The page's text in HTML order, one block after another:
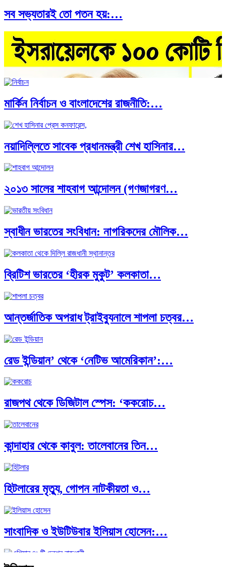
সব সভ্যতারই তো পতন হয়:…
ব্যাংকিং…
অর্থ পাচারের মহাকাব্য: ১০০ ডলারের…
মার্কিন নির্বাচন ও বাংলাদেশের রাজনীতি:…
নয়াদিল্লিতে সাবেক প্রধানমন্ত্রী শেখ হাসিনার…
২০১৩ সালের শাহবাগ আন্দোলন (গণজাগরণ…
স্বাধীন ভারতের সংবিধান: নাগরিকদের মৌলিক…
ব্রিটিশ ভারতের ‘হীরক মুকুট’ কলকাতা…
আন্তর্জাতিক অপরাধ ট্রাইব্যুনালে শাপলা চত্বর…
রেড ইন্ডিয়ান’ থেকে ‘নেটিভ আমেরিকান’:…
রাজপথ থেকে ডিজিটাল স্পেস: ‘ককরোচ…
কান্দাহার থেকে কাবুল: তালেবানের তিন…
হিটলারের মৃত্যু, গোপন নাটকীয়তা ও…
সাংবাদিক ও ইউটিউবার ইলিয়াস হোসেন:…